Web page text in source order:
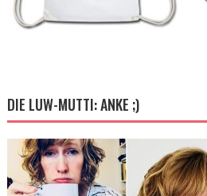
DIE LUW-MUTTI: ANKE ;)